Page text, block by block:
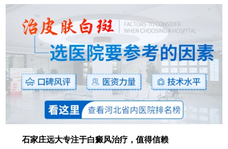
石家庄远大专注于白癜风治疗，值得信赖